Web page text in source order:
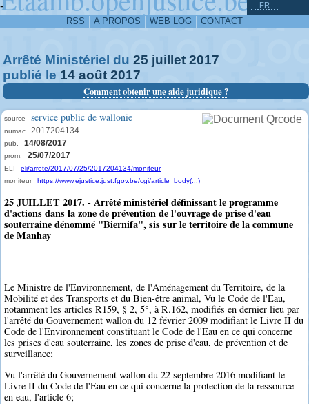
-
RSS A PROPOS WEB LOG CONTACT
FR
Arrêté Ministériel du 25 juillet 2017
publié le 14 août 2017
Comment obtenir une aide juridique ?
source service public de wallonie
numac 2017204134
pub. 14/08/2017
prom. 25/07/2017
ELI
eli/arrete/2017/07/25/2017204134/moniteur
moniteur
https://www.ejustice.just.fgov.be/cgi/article_body(...)
25 JUILLET 2017. - Arrêté ministériel définissant le programme
d'actions dans la zone de prévention de l'ouvrage de prise d'eau
souterraine dénommé "Biernifa", sis sur le territoire de la commune
de Manhay
Le Ministre de l'Environnement, de l'Aménagement du Territoire, de la
Mobilité et des Transports et du Bien-être animal, Vu le Code de l'Eau,
notamment les articles R159, § 2, 5°, à R.162, modifiés en dernier lieu par
l'arrêté du Gouvernement wallon du 12 février 2009 modifiant le Livre II du
Code de l'Environnement constituant le Code de l'Eau en ce qui concerne
les prises d'eau souterraine, les zones de prise d'eau, de prévention et de
surveillance;
Vu l'arrêté du Gouvernement wallon du 22 septembre 2016 modifiant le
Livre II du Code de l'Eau en ce qui concerne la protection de la ressource
en eau, l'article 6;
^